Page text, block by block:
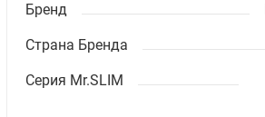
Бренд
Страна Бренда
Серия Mr.SLIM